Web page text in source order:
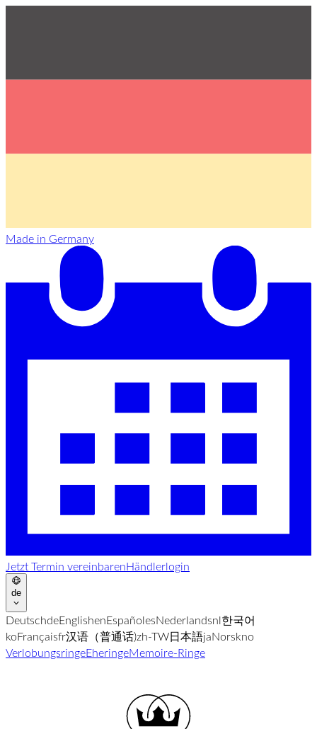
Made in Germany
Jetzt Termin vereinbarenHändlerlogin
de
DeutschdeEnglishenEspañolesNederlandsnl한국어
koFrançaisfr汉语（普通话)zh-TW日本語jaNorskno
VerlobungsringeEheringeMemoire-Ringe